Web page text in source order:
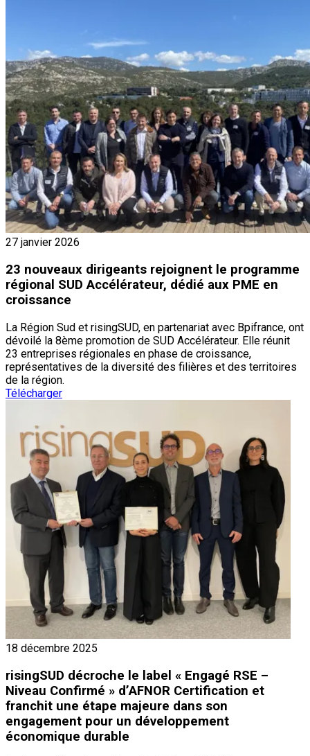
27 janvier 2026
23 nouveaux dirigeants rejoignent le programme
régional SUD Accélérateur, dédié aux PME en
croissance
La Région Sud et risingSUD, en partenariat avec Bpifrance, ont
dévoilé la 8ème promotion de SUD Accélérateur. Elle réunit
23 entreprises régionales en phase de croissance,
représentatives de la diversité des filières et des territoires
de la région.
Télécharger
18 décembre 2025
risingSUD décroche le label « Engagé RSE –
Niveau Confirmé » d’AFNOR Certification et
franchit une étape majeure dans son
engagement pour un développement
économique durable